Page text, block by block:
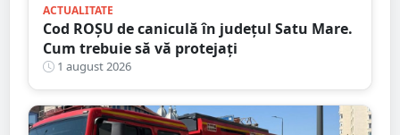
ACTUALITATE
Cod ROȘU de caniculă în județul Satu Mare.
Cum trebuie să vă protejați
1 august 2026